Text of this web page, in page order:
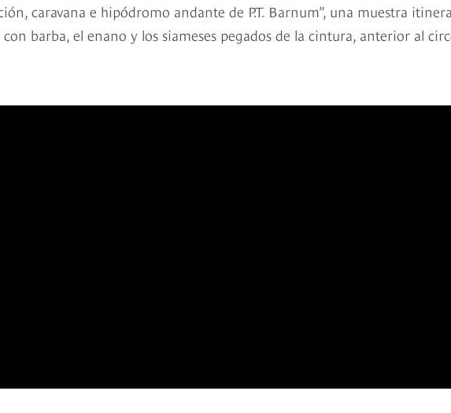
caravana e hipódromo andante de P.T. Barnum”, una muestra
barba, el enano y los siameses pegados de la cintura, anterior al